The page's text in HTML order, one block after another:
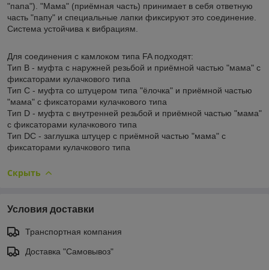
"папа"). "Мама" (приёмная часть) принимает в себя ответную
часть "папу" и специальные лапки фиксируют это соединение.
Система устойчива к вибрациям.
Для соединения с камлоком типа FA подходят:
Тип В - муфта с наружней резьбой и приёмной частью "мама" с
фиксаторами кулачкового типа
Тип С - муфта со штуцером типа "ёлочка" и приёмной частью
"мама" с фиксаторами кулачкового типа
Тип D - муфта с внутренней резьбой и приёмной частью "мама"
с фиксаторами кулачкового типа
Тип DC - заглушка штуцер с приёмной частью "мама" с
фиксаторами кулачкового типа
Скрыть
Условия доставки
Транспортная компания
Доставка "Самовывоз"